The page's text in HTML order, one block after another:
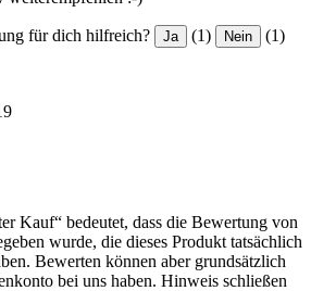
für dich hilfreich? Ja (1) Nein (1)
Kauf“ bedeutet, dass die Bewertung von
wurde, die dieses Produkt tatsächlich
Bewerten können aber grundsätzlich
bei uns haben. Hinweis schließen